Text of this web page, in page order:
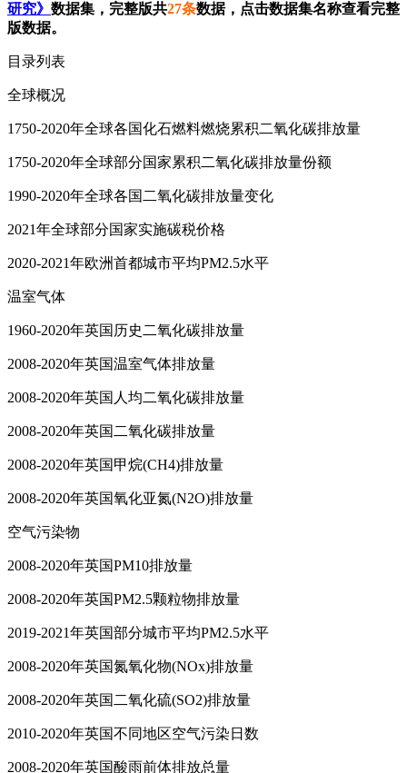
研究》 数据集，完整版共27条数据，点击数据集名称查看完整
版数据。
目录列表
全球概况
1750-2020年全球各国化石燃料燃烧累积二氧化碳排放量
1750-2020年全球部分国家累积二氧化碳排放量份额
1990-2020年全球各国二氧化碳排放量变化
2021年全球部分国家实施碳税价格
2020-2021年欧洲首都城市平均PM2.5水平
温室气体
1960-2020年英国历史二氧化碳排放量
2008-2020年英国温室气体排放量
2008-2020年英国人均二氧化碳排放量
2008-2020年英国二氧化碳排放量
2008-2020年英国甲烷(CH4)排放量
2008-2020年英国氧化亚氮(N2O)排放量
空气污染物
2008-2020年英国PM10排放量
2008-2020年英国PM2.5颗粒物排放量
2019-2021年英国部分城市平均PM2.5水平
2008-2020年英国氮氧化物(NOx)排放量
2008-2020年英国二氧化硫(SO2)排放量
2010-2020年英国不同地区空气污染日数
2008-2020年英国酸雨前体排放总量